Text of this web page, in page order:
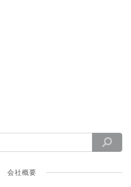
会社概要